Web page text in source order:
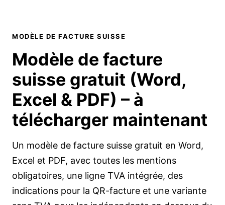
MODÈLE DE FACTURE SUISSE
Modèle de facture
suisse gratuit (Word,
Excel & PDF) – à
télécharger maintenant
Un modèle de facture suisse gratuit en Word,
Excel et PDF, avec toutes les mentions
obligatoires, une ligne TVA intégrée, des
indications pour la QR-facture et une variante